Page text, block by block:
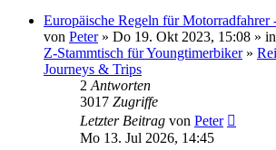
Europäische Regeln für Motorradfahrer
von Peter» Do 19. Okt 2023, 15:08 » in
Z-Stammtisch für Youngtimerbiker»
Journeys & Trips
2 Antworten
3017 Zugriffe
Letzter Beitrag von Peter
Mo 13. Jul 2026, 14:45